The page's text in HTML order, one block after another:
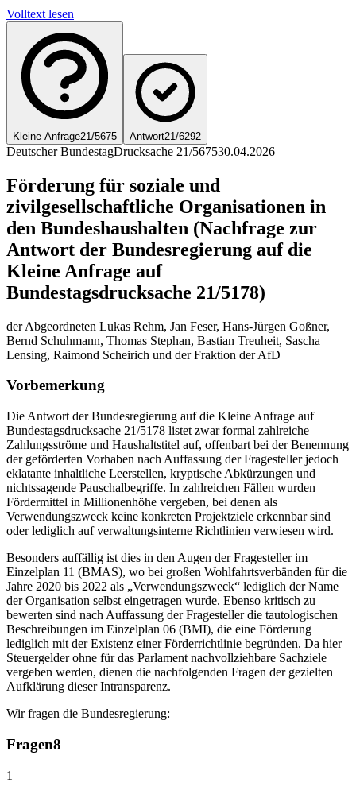
Volltext lesen
Kleine Anfrage21/5675 Antwort21/6292
Deutscher BundestagDrucksache 21/567530.04.2026
Förderung für soziale und
zivilgesellschaftliche Organisationen in
den Bundeshaushalten (Nachfrage zur
Antwort der Bundesregierung auf die
Kleine Anfrage auf
Bundestagsdrucksache 21/5178)
der Abgeordneten Lukas Rehm, Jan Feser, Hans-Jürgen Goßner,
Bernd Schuhmann, Thomas Stephan, Bastian Treuheit, Sascha
Lensing, Raimond Scheirich und der Fraktion der AfD
Vorbemerkung
Die Antwort der Bundesregierung auf die Kleine Anfrage auf
Bundestagsdrucksache 21/5178 listet zwar formal zahlreiche
Zahlungsströme und Haushaltstitel auf, offenbart bei der Benennung
der geförderten Vorhaben nach Auffassung der Fragesteller jedoch
eklatante inhaltliche Leerstellen, kryptische Abkürzungen und
nichtssagende Pauschalbegriffe. In zahlreichen Fällen wurden
Fördermittel in Millionenhöhe vergeben, bei denen als
Verwendungszweck keine konkreten Projektziele erkennbar sind
oder lediglich auf verwaltungsinterne Richtlinien verwiesen wird.
Besonders auffällig ist dies in den Augen der Fragesteller im
Einzelplan 11 (BMAS), wo bei großen Wohlfahrtsverbänden für die
Jahre 2020 bis 2022 als „Verwendungszweck“ lediglich der Name
der Organisation selbst eingetragen wurde. Ebenso kritisch zu
bewerten sind nach Auffassung der Fragesteller die tautologischen
Beschreibungen im Einzelplan 06 (BMI), die eine Förderung
lediglich mit der Existenz einer Förderrichtlinie begründen. Da hier
Steuergelder ohne für das Parlament nachvollziehbare Sachziele
vergeben werden, dienen die nachfolgenden Fragen der gezielten
Aufklärung dieser Intransparenz.
Wir fragen die Bundesregierung:
Fragen8
1